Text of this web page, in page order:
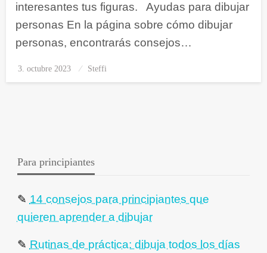
interesantes tus figuras. Ayudas para dibujar
personas En la página sobre cómo dibujar
personas, encontrarás consejos…
Publicado
el
3. octubre 2023 Steffi
Para principiantes
✎ 14 consejos para principiantes que
quieren aprender a dibujar
✎ Rutinas de práctica: dibuja todos los días